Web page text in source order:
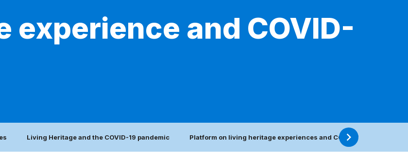
experience and COVID-
Living Heritage and the COVID-19 pandemic Platform on living heritage experiences and COVID-19